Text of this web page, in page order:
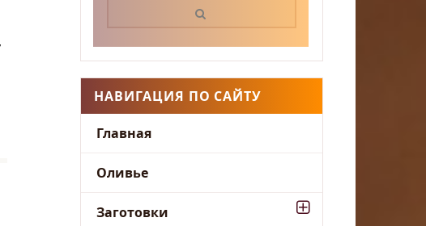
НАВИГАЦИЯ ПО САЙТУ
Главная
Оливье
Заготовки